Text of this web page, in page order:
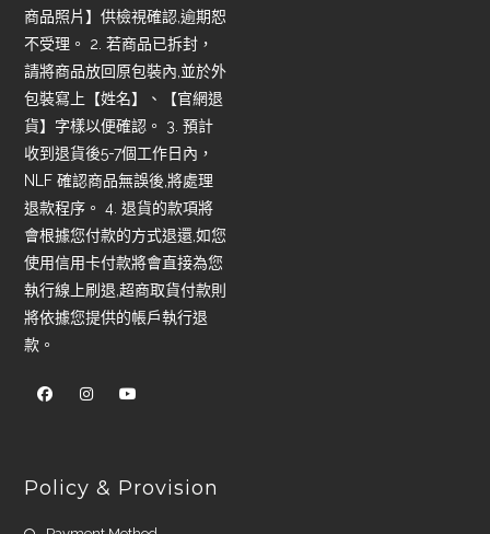
商品照片】供檢視確認,逾期恕
不受理。 2. 若商品已拆封，
請將商品放回原包裝內,並於外
包裝寫上【姓名】、【官網退
貨】字樣以便確認。 3. 預計
收到退貨後5-7個工作日內，
NLF 確認商品無誤後,將處理
退款程序。 4. 退貨的款項將
會根據您付款的方式退還,如您
使用信用卡付款將會直接為您
執行線上刷退,超商取貨付款則
將依據您提供的帳戶執行退
款。
Policy & Provision